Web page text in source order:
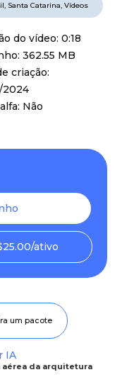
, Santa Catarina, Vídeos
do vídeo: 0:18
362.55 MB
criação:
Não
ativo
um pacote
IA
aérea da arquitetura